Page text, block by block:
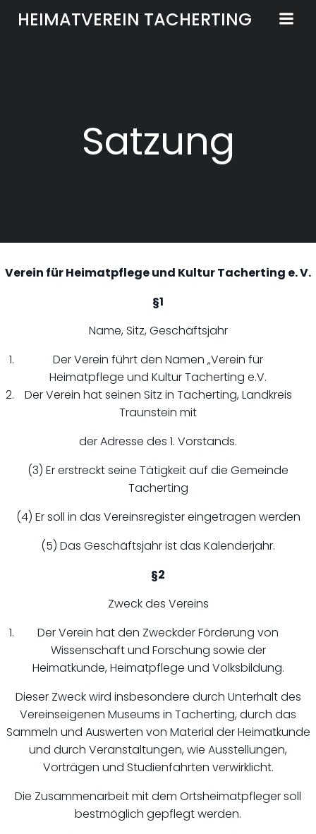
Inhalt
HEIMATVEREIN TACHERTING
Satzung
Verein für Heimatpflege und Kultur Tacherting e. V.
§1
Name, Sitz, Geschäftsjahr
Der Verein führt den Namen „Verein für
Heimatpflege und Kultur Tacherting e.V.
Der Verein hat seinen Sitz in Tacherting, Landkreis
Traunstein mit
der Adresse des 1. Vorstands.
(3) Er erstreckt seine Tätigkeit auf die Gemeinde
Tacherting
(4) Er soll in das Vereinsregister eingetragen werden
(5) Das Geschäftsjahr ist das Kalenderjahr.
§2
Zweck des Vereins
Der Verein hat den Zweckder Förderung von
Wissenschaft und Forschung sowie der
Heimatkunde, Heimatpflege und Volksbildung.
Dieser Zweck wird insbesondere durch Unterhalt des
Vereinseigenen Museums in Tacherting, durch das
Sammeln und Auswerten von Material der Heimatkunde
und durch Veranstaltungen, wie Ausstellungen,
Vorträgen und Studienfahrten verwirklicht.
Die Zusammenarbeit mit dem Ortsheimatpfleger soll
bestmöglich gepflegt werden.